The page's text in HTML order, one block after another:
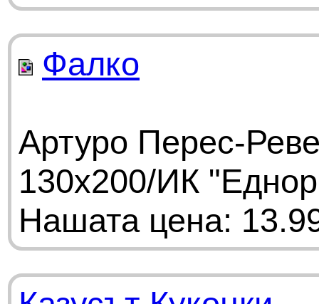
Фалко
Артуро Перес-
130х200/ИК
Нашата цена: